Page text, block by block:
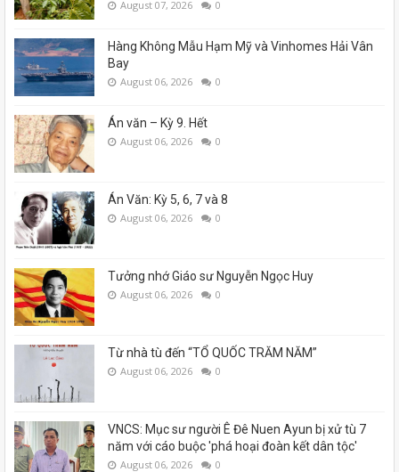
August 07, 2026 0
Hàng Không Mẫu Hạm Mỹ và Vinhomes Hải Vân
Bay
August 06, 2026 0
Án văn – Kỳ 9. Hết
August 06, 2026 0
Án Văn: Kỳ 5, 6, 7 và 8
August 06, 2026 0
Tưởng nhớ Giáo sư Nguyễn Ngọc Huy
August 06, 2026 0
Từ nhà tù đến “TỔ QUỐC TRĂM NĂM”
August 06, 2026 0
VNCS: Mục sư người Ê Đê Nuen Ayun bị xử tù 7
năm với cáo buộc 'phá hoại đoàn kết dân tộc'
August 06, 2026 0